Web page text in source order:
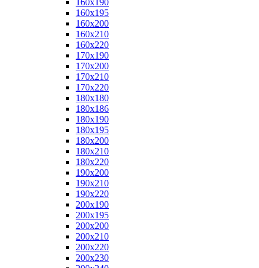
160x190
160x195
160x200
160x210
160x220
170x190
170x200
170x210
170x220
180x180
180x186
180x190
180x195
180x200
180x210
180x220
190x200
190x210
190x220
200x190
200x195
200x200
200x210
200x220
200x230